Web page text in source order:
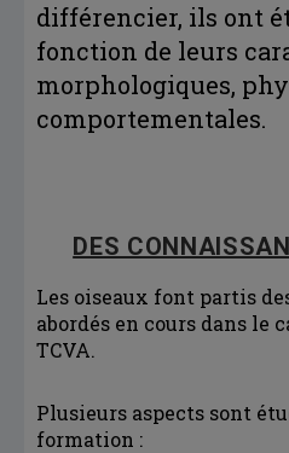
différencier, ils ont
fonction de leurs
morphologiques,
comportementales.
DES
Les oiseaux font partis
abordés en cours dans le
TCVA.
Plusieurs aspects sont
formation :